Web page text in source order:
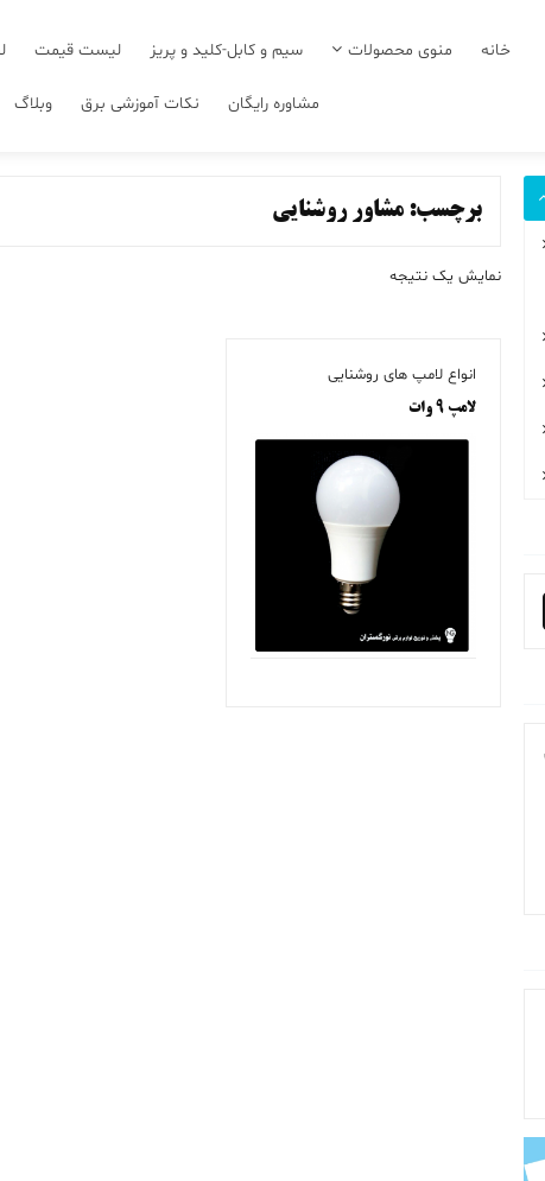
خانه منوی محصولات سیم و کابل-کلید و پریز لیست قیمت
مشاوره رایگان نکات آموزشی برق وبلاگ
برچسب:مشاور روشنایی
نمایش یک نتیجه
انواع لامپ های روشنایی
لامپ ۹ وات